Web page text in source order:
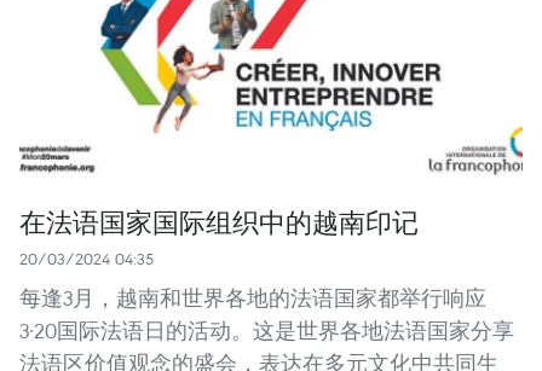
在法语国家国际组织中的越南印记
20/03/2024 04:35
每逢3月，越南和世界各地的法语国家都举行响应
3·20国际法语日的活动。这是世界各地法语国家分享
法语区价值观念的盛会，表达在多元文化中共同生